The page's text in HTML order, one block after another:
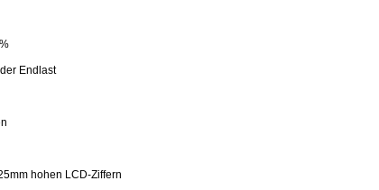
Endlast
hohen LCD-Ziffern